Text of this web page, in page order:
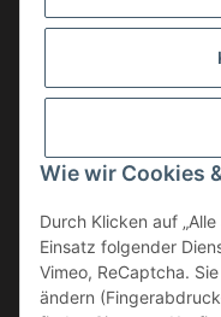
Wie wir Cookies
Durch Klicken auf
Einsatz folgender
Vimeo, ReCaptcha.
ändern
Gesetzliche
Informationen
Service
* Alle Preise inkl.